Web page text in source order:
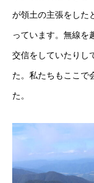
が領土の主張をした
っています。無線を
交信をしていたりし
た。私たちもここで
た。